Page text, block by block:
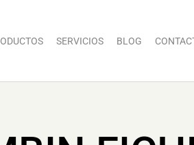
SERVICIOS BLOG